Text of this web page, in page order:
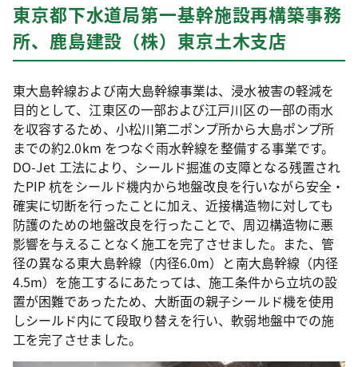
東京都下水道局第一基幹施設再構築事務
所、鹿島建設（株）東京土木支店
東大島幹線および南大島幹線事業は、浸水被害の軽減を
目的として、江東区の一部および江戸川区の一部の雨水
を収容するため、小松川第二ポンプ所から大島ポンプ所
までの約2.0km をつなぐ雨水幹線を整備する事業です。
DO-Jet 工法により、シールド掘進の支障となる残置され
たPIP 杭をシールド機内から地盤改良を行いながら安全・
確実に切断を行ったことに加え、近接構造物に対しても
防護のための地盤改良を行ったことで、周辺構造物に悪
影響を与えることなく施工を完了させました。また、管
径の異なる東大島幹線（内径6.0m）と南大島幹線（内径
4.5m）を施工するにあたっては、施工条件から立坑の設
置が困難であったため、大断面の親子シールド機を使用
しシールド内にて段取り替えを行い、軟弱地盤中での施
工を完了させました。